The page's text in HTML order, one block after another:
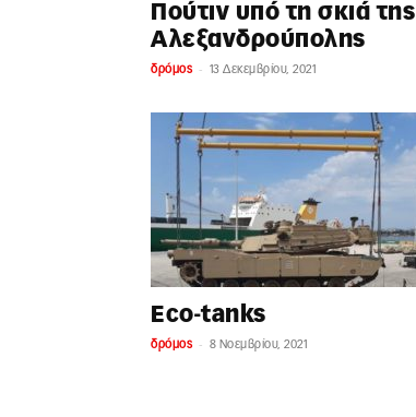
Πούτιν υπό τη σκιά της
Αλεξανδρούπολης
δρόμος - 13 Δεκεμβρίου, 2021
Eco-tanks
δρόμος - 8 Νοεμβρίου, 2021